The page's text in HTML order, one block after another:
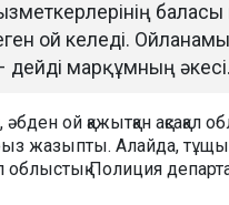
ой келеді.
марқұмның әкесі.
ой қажытқан ақсақал
жазыпты. Алайда,
Полиция